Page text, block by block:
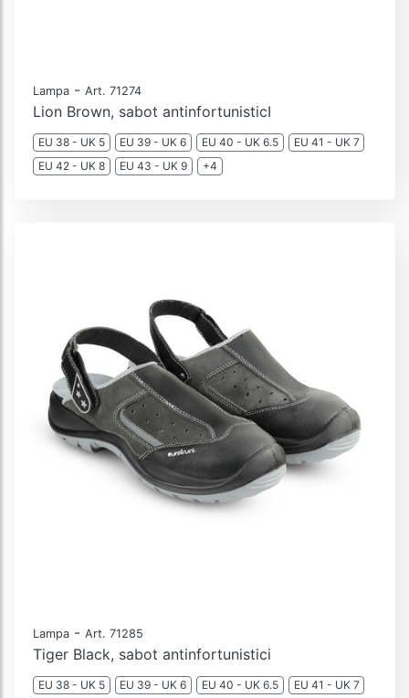
Lampa - Art. 71274
Lion Brown, sabot antinfortunisticI
EU 38 - UK 5 EU 39 - UK 6 EU 40 - UK 6.5
EU 41 - UK 7
EU 42 - UK 8
EU 43 - UK 9 +4
Lampa - Art. 71285
Tiger Black, sabot antinfortunistici
EU 38 - UK 5 EU 39 - UK 6 EU 40 - UK 6.5
EU 41 - UK 7